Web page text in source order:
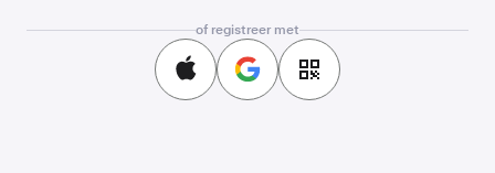
of registreer met